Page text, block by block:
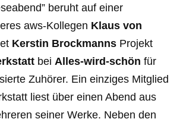
beruht auf einer
aws-Kollegen Klaus von
Kerstin Brockmanns Projekt
beiAlles-wird-schön für
Zuhörer. Ein einziges Mitglied
liest über einen Abend aus
seiner Werke. Neben den